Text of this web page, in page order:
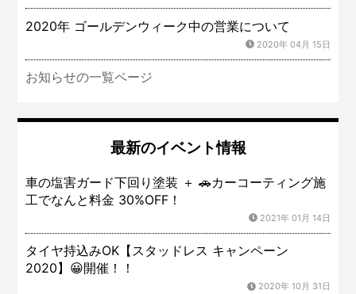
2020年 ゴールデンウィーク中の営業について
2020年 04月 15日
お知らせの一覧ページ
最新のイベント情報
車の塩害ガード下回り塗装 ＋ 🚗カーコーティング施
工でなんと料金 30%OFF！
2021年 01月 14日
タイヤ持込みOK【スタッドレス キャンペーン
2020】😀開催！！
2020年 10月 31日